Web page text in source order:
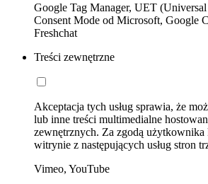
Google Tag Manager, UET
Consent Mode od Microsoft, Google
Freshchat
Treści zewnętrzne
Akceptacja tych usług sprawia, że
lub inne treści multimedialne
zewnętrznych. Za zgodą użytkownika
witrynie z następujących usług stron
Vimeo, YouTube